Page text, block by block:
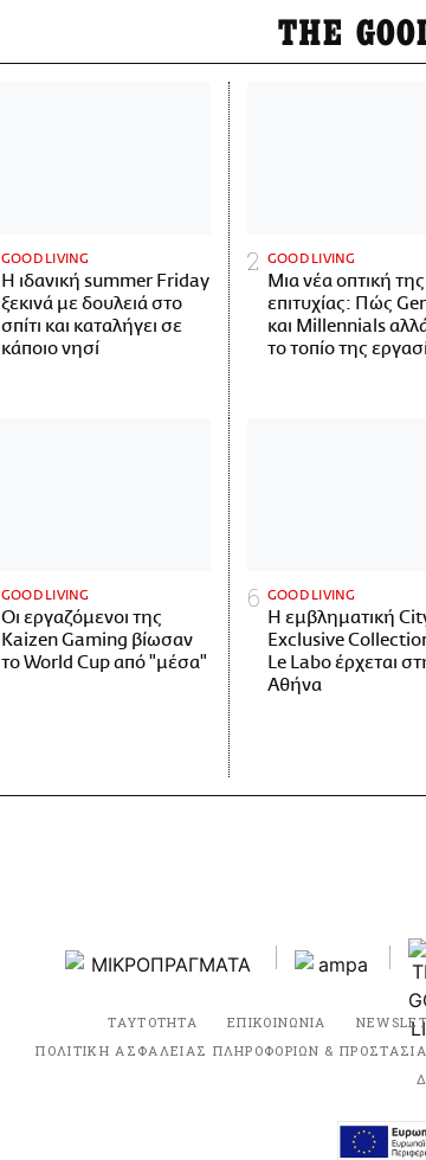
THE
GOOD LIVING
Η ιδανική summer Friday
ξεκινά με δουλειά στο
σπίτι και καταλήγει σε
κάποιο νησί
GOOD LIVING
Μια νέα οπτική της
επιτυχίας: Πώς
και Millennials
το τοπίο της
GOOD LIVING
Οι εργαζόμενοι της
Kaizen Gaming βίωσαν
το World Cup από "μέσα"
GOOD LIVING
Η εμβληματική
Exclusive
Le Labo έρχεται
Αθήνα
ΤΑΥΤΟΤΗΤΑ ΕΠΙΚΟΙΝΩΝΙΑ
ΠΟΛΙΤΙΚΗ ΑΣΦΑΛΕΙΑΣ ΠΛΗΡΟΦΟΡΙΩΝ &